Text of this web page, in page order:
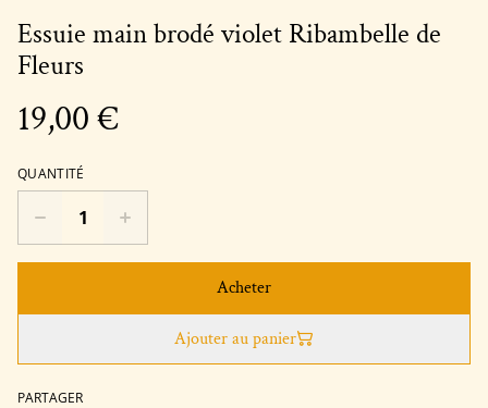
Essuie main brodé violet Ribambelle de
Fleurs
19,00 €
QUANTITÉ
Acheter
Ajouter au panier
PARTAGER